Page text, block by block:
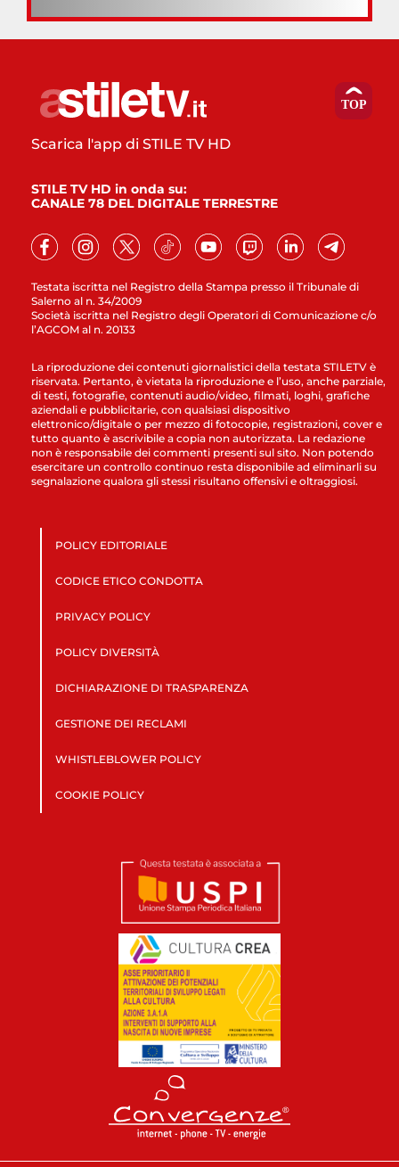
Testata iscritta nel Registro della Stampa presso il Tribunale di
Salerno al n. 34/2009
Società iscritta nel Registro degli Operatori di Comunicazione c/o
l’AGCOM al n. 20133
Scarica l'app di STILE TV HD
STILE TV HD in onda su:
CANALE 78 DEL DIGITALE TERRESTRE
La riproduzione dei contenuti giornalistici della testata STILETV è
riservata. Pertanto, è vietata la riproduzione e l’uso, anche parziale,
di testi, fotografie, contenuti audio/video, filmati, loghi, grafiche
aziendali e pubblicitarie, con qualsiasi dispositivo
elettronico/digitale o per mezzo di fotocopie, registrazioni, cover e
tutto quanto è ascrivibile a copia non autorizzata. La redazione
non è responsabile dei commenti presenti sul sito. Non potendo
esercitare un controllo continuo resta disponibile ad eliminarli su
segnalazione qualora gli stessi risultano offensivi e oltraggiosi.
POLICY EDITORIALE
CODICE ETICO CONDOTTA
PRIVACY POLICY
POLICY DIVERSITÀ
DICHIARAZIONE DI TRASPARENZA
GESTIONE DEI RECLAMI
WHISTLEBLOWER POLICY
COOKIE POLICY